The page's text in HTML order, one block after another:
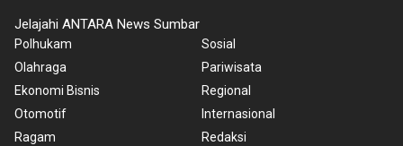
Jelajahi ANTARA News Sumbar
Polhukam
Olahraga
Ekonomi Bisnis
Otomotif
Ragam
Sosial
Pariwisata
Regional
Internasional
Redaksi